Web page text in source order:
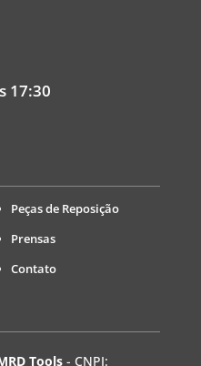
17:30
Peças de Reposição
Prensas
Contato
Tools- CNPJ: